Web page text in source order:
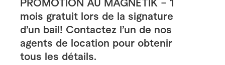
PROMOTION AU MAGNÉTIK – 1
mois gratuit lors de la signature
d’un bail! Contactez l’un de nos
agents de location pour obtenir
tous les détails.